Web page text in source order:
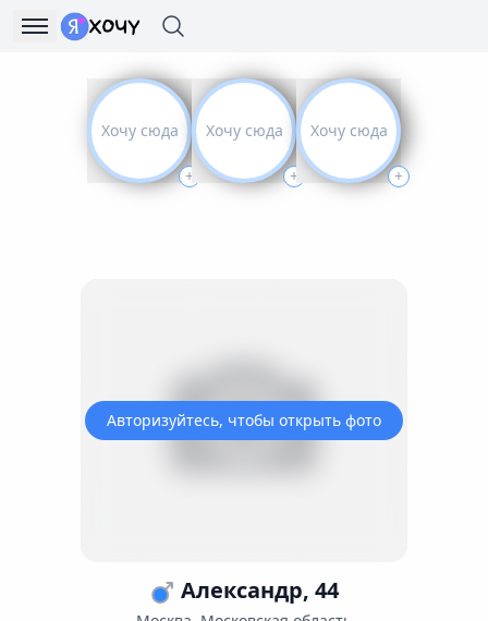
Хочу сюда
+
Хочу сюда
+
Хочу сюда
+
Авторизуйтесь, чтобы открыть фото
Александр, 44